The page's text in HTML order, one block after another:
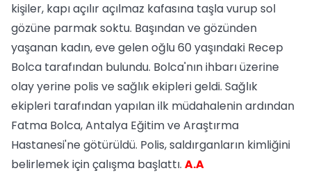
kişiler, kapı açılır açılmaz kafasına taşla vurup sol
gözüne parmak soktu. Başından ve gözünden
yaşanan kadın, eve gelen oğlu 60 yaşındaki Recep
Bolca tarafından bulundu. Bolca'nın ihbarı üzerine
olay yerine polis ve sağlık ekipleri geldi. Sağlık
ekipleri tarafından yapılan ilk müdahalenin ardından
Fatma Bolca, Antalya Eğitim ve Araştırma
Hastanesi'ne götürüldü. Polis, saldırganların kimliğini
belirlemek için çalışma başlattı. A.A